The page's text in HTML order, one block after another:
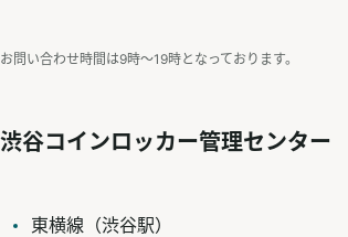
お問い合わせ時間は9時〜19時となっております。
渋谷コインロッカー管理センター
東横線（渋谷駅）